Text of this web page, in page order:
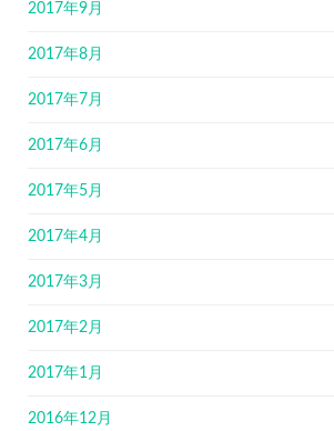
2017年9月
2017年8月
2017年7月
2017年6月
2017年5月
2017年4月
2017年3月
2017年2月
2017年1月
2016年12月